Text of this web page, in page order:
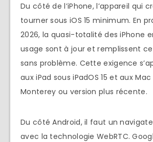
Du côté de l’iPhone, l’appareil qui
tourner sous iOS 15 minimum. En
2026, la quasi-totalité des iPhone
usage sont à jour et remplissent
sans problème. Cette exigence
aux iPad sous iPadOS 15 et aux
Monterey ou version plus récente.
Du côté Android, il faut un
avec la technologie WebRTC.